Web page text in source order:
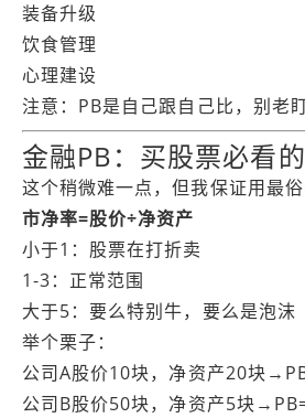
装备升级
饮食管理
心理建设
注意：PB是自己跟自己比，别老
金融PB：买股票必看
这个稍微难一点，但我保证用最俗
市净率=股价÷净资产
小于1：股票在打折卖
1-3：正常范围
大于5：要么特别牛，要么是泡沫
举个栗子：
公司A股价10块，净资产20块
公司B股价50块，净资产5块